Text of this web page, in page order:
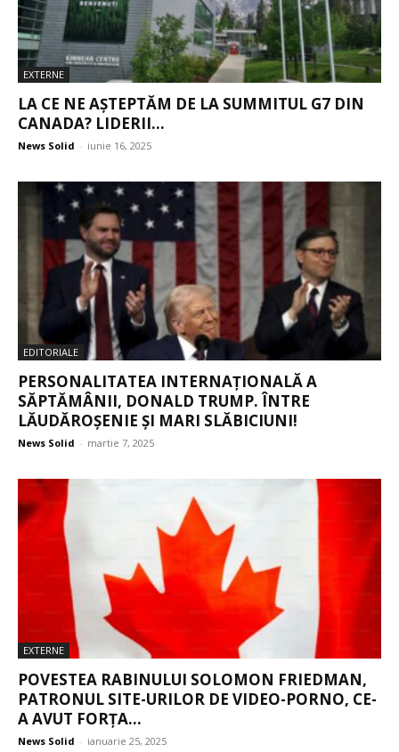
EXTERNE
LA CE NE AȘTEPTĂM DE LA SUMMITUL G7 DIN
CANADA? LIDERII...
News Solid - iunie 16, 2025
EDITORIALE
PERSONALITATEA INTERNAȚIONALĂ A
SĂPTĂMÂNII, DONALD TRUMP. ÎNTRE
LĂUDĂROȘENIE ȘI MARI SLĂBICIUNI!
News Solid - martie 7, 2025
EXTERNE
POVESTEA RABINULUI SOLOMON FRIEDMAN,
PATRONUL SITE-URILOR DE VIDEO-PORNO, CE-
A AVUT FORȚA...
News Solid - ianuarie 25, 2025